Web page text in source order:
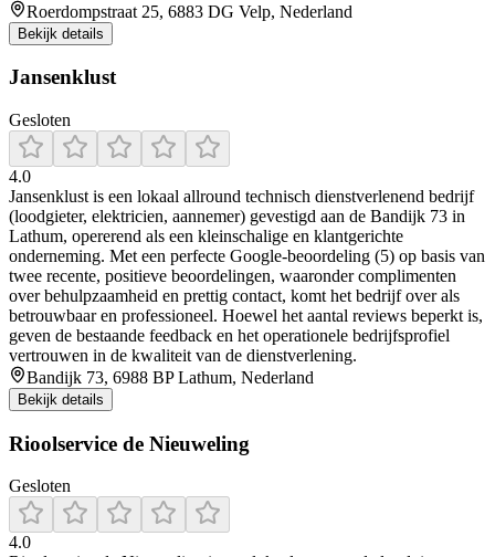
Roerdompstraat 25, 6883 DG Velp, Nederland
Bekijk details
Jansenklust
Gesloten
4.0
Jansenklust is een lokaal allround technisch dienstverlenend bedrijf
(loodgieter, elektricien, aannemer) gevestigd aan de Bandijk 73 in
Lathum, opererend als een kleinschalige en klantgerichte
onderneming. Met een perfecte Google-beoordeling (5) op basis van
twee recente, positieve beoordelingen, waaronder complimenten
over behulpzaamheid en prettig contact, komt het bedrijf over als
betrouwbaar en professioneel. Hoewel het aantal reviews beperkt is,
geven de bestaande feedback en het operationele bedrijfsprofiel
vertrouwen in de kwaliteit van de dienstverlening.
Bandijk 73, 6988 BP Lathum, Nederland
Bekijk details
Rioolservice de Nieuweling
Gesloten
4.0